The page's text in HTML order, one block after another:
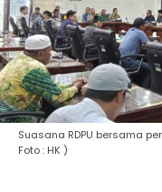
Suasana RDPU bersama
Foto : HK )